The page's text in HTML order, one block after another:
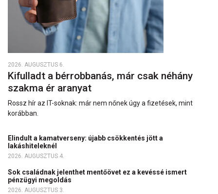
2026. AUGUSZTUS 6.
Kifulladt a bérrobbanás, már csak néhány
szakma ér aranyat
Rossz hír az IT-soknak: már nem nőnek úgy a fizetések, mint
korábban.
Elindult a kamatverseny: újabb csökkentés jött a
lakáshiteleknél
2026. AUGUSZTUS 4.
Sok családnak jelenthet mentőövet ez a kevéssé ismert
pénzügyi megoldás
2026. AUGUSZTUS 3.